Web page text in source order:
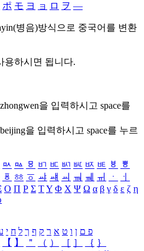
ポ モ ヨ ョ ロ ヲ ―
병음)방식으로 중국어를 변환
용하시면 됩니다.
zhongwen을 입력하시고 space를
beijing을 입력하시고 space를 누르
ㅯ ㅰ ㅱ ㅲ ㅳ ㅴ ㅵ ㅶ ㅷ ㅸ
ㅹ
ㆄ ㆅ ㆆ ㆇ ㆈ ㆉ ㆊ ㆋ ㆌ ㆍ
ㆎ
Ο Π Ρ Σ ΤΥ Φ Χ Ψ Ω α β γ δ ε ζ η
פ ם ן ו ט א ר ק ף ך ל ח י
【 】 ＂ （ ） ［ ］ ｛ ｝